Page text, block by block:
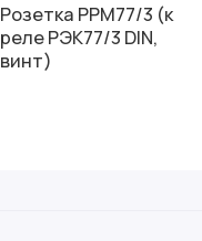
Розетка РРМ77/3 (к
реле РЭК77/3 DIN,
винт)